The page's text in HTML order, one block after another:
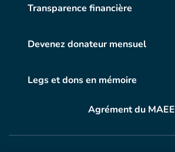
Transparence financière
Devenez donateur mensuel
Legs et dons en mémoire
Agrément du MAEE